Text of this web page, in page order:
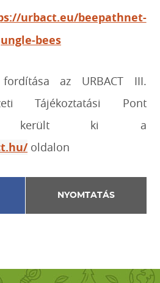
urbact.eu/beepathnet-
bees
az URBACT III.
Tájékoztatási Pont
került ki a
oldalon
NYOMTATÁS